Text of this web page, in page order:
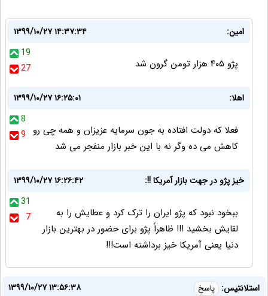
امین:
۱۳۹۹/۱۰/۲۷ ۱۴:۳۷:۳۴
19
27
پژو ۴۰۵ هزار تومن گرون شد
اهلا:
۱۳۹۹/۱۰/۲۷ ۱۶:۲۵:۰۱
8
9
فعلا که دولت افتاده به جون سرمایه عزیزان و همه چی رو
کاهش می ده وگر نه با این خبر بازار منفجر می شد
خیز پژو در جهت بازار آمریکا !!:
۱۳۹۹/۱۰/۲۷ ۱۶:۲۶:۴۲
31
7
ببخود نبود که پژو ایران را ترک کرد و عطایش را به
لقایش بخشید !!! ظاهراً پژو برای حضور در بهترین بازار
دنیا یعنی آمریکا خیز برداشته است!!!
استلانتیس: پاسخ
۱۳۹۹/۱۰/۲۷ ۱۳:۵۶:۳۸